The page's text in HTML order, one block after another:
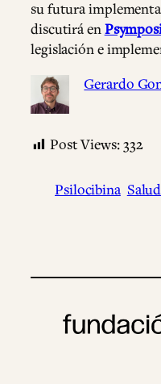
su futura
discutirá en
legislación e
Gerardo
Post Views:332
Psilocibina